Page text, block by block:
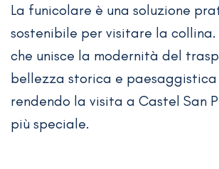
La funicolare è una soluzione
sostenibile per visitare la collina.
che unisce la modernità del
bellezza storica e paesaggistica
rendendo la visita a Castel San
più speciale.